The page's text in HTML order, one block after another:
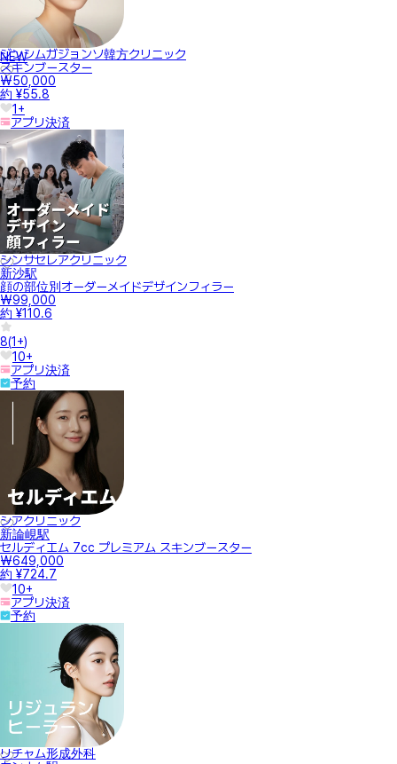
NEW
ジンシムガジョンソ韓方クリニック
スキンブースター
₩50,000
約 ¥55.8
1+
アプリ決済
シンサセレアクリニック
新沙駅
顔の部位別オーダーメイドデザインフィラー
₩99,000
約 ¥110.6
8(1+)
10+
アプリ決済
予約
シアクリニック
新論峴駅
セルディエム 7cc プレミアム スキンブースター
₩649,000
約 ¥724.7
10+
アプリ決済
予約
リチャム形成外科